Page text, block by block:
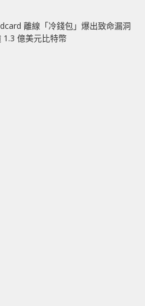
離線「冷錢包」爆出致命漏洞
1.3 億美元比特幣